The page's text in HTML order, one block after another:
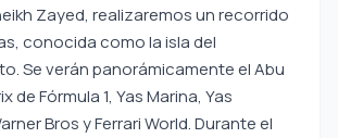
Zayed, realizaremos un recorrido
conocida como la isla del
Se verán panorámicamente el Abu
de Fórmula 1, Yas Marina, Yas
Bros y Ferrari World. Durante el